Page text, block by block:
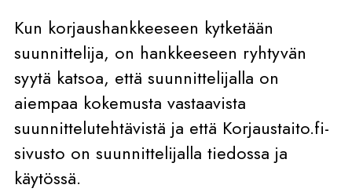
Kun korjaushankkeeseen kytketään
suunnittelija, on hankkeeseen ryhtyvän
syytä katsoa, että suunnittelijalla on
aiempaa kokemusta vastaavista
suunnittelutehtävistä ja että Korjaustaito.fi-
sivusto on suunnittelijalla tiedossa ja
käytössä.